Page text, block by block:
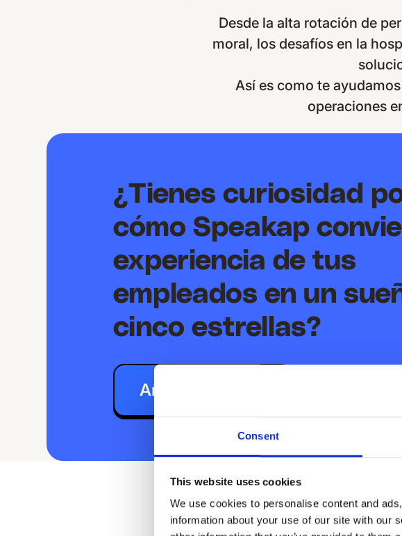
Consent
This website uses cookies
We use cookies to personalise content and
information about your use of our site with our
Desde la alta rotación de
moral, los desafíos en la
Así es como te
operaciones
¿Tienes curiosidad
cómo Speakap
experiencia de tus
empleados en un
cinco estrellas?
Añadir al Carrito